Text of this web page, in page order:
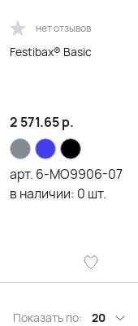
нет отзывов
Festibax® Basic
2 571.65р.
арт. 6-MO9906-07
в наличии: 0 шт.
Показать по: 20